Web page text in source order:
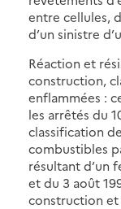
entre cellules,
d’un sinistre
Réaction et
construction,
enflammées :
les arrêtés du
classification
combustibles
résultant d’un
et du 3 août
construction et